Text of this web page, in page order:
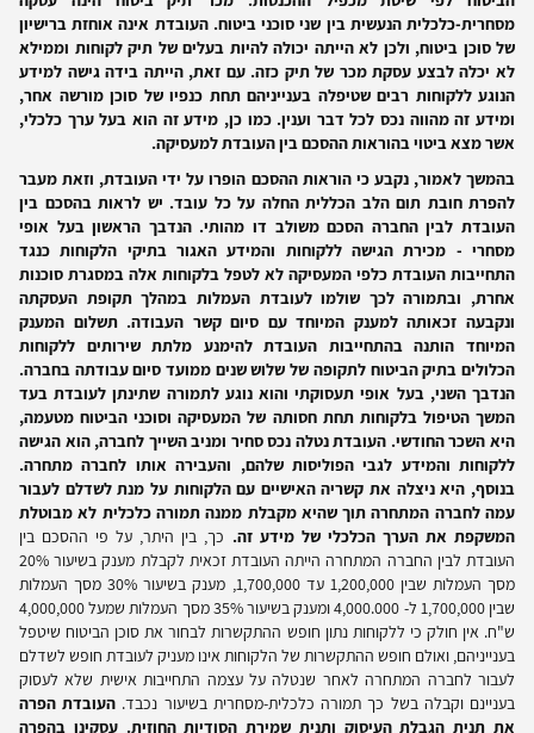
מסחרית-כלכלית הנעשית בין שני סוכני ביטוח. העובדת אינה אוחזת ברישיון
של סוכן ביטוח, ולכן לא הייתה יכולה להיות בעלים של תיק לקוחות וממילא
לא יכלה לבצע עסקת מכר של תיק כזה. עם זאת, הייתה בידה גישה למידע
הנוגע ללקוחות רבים שטיפלה בענייניהם תחת כנפיו של סוכן מורשה אחר,
ומידע זה מהווה נכס לכל דבר וענין. כמו כן, מידע זה הוא בעל ערך כלכלי,
אשר מצא ביטוי בהוראות ההסכם בין העובדת למעסיקה.
בהמשך לאמור, נקבע כי הוראות ההסכם הופרו על ידי העובדת, וזאת מעבר
להפרת חובת תום הלב הכללית החלה על כל עובד. יש לראות בהסכם בין
העובדת לבין החברה הסכם משולב דו מהותי. הנדבך הראשון בעל אופי
מסחרי - מכירת הגישה ללקוחות והמידע האגור בתיקי הלקוחות כנגד
התחייבות העובדת כלפי המעסיקה לא לטפל בלקוחות אלה במסגרת סוכנות
אחרת, ובתמורה לכך שולמו לעובדת העמלות במהלך תקופת העסקתה
ונקבעה זכאותה למענק המיוחד עם סיום קשר העבודה. תשלום המענק
המיוחד הותנה בהתחייבות העובדת להימנע מלתת שירותים ללקוחות
הכלולים בתיק הביטוח לתקופה של שלוש שנים ממועד סיום עבודתה בחברה.
הנדבך השני, בעל אופי תעסוקתי והוא נוגע לתמורה שתינתן לעובדת בעד
המשך הטיפול בלקוחות תחת חסותה של המעסיקה וסוכני הביטוח מטעמה,
היא השכר החודשי. העובדת נטלה נכס סחיר ומניב השייך לחברה, הוא הגישה
ללקוחות והמידע לגבי הפוליסות שלהם, והעבירה אותו לחברה מתחרה.
בנוסף, היא ניצלה את קשריה האישיים עם הלקוחות על מנת לשדלם לעבור
עמה לחברה המתחרה תוך שהיא מקבלת ממנה תמורה כלכלית לא מבוטלת
המשקפת את הערך הכלכלי של מידע זה. כך, בין היתר, על פי ההסכם בין
העובדת לבין החברה המתחרה הייתה העובדת זכאית לקבלת מענק בשיעור 20%
מסך העמלות שבין 1,200,000 עד 1,700,000, מענק בשיעור 30% מסך העמלות
שבין 1,700,000 ל- 4,000.000 ומענק בשיעור 35% מסך העמלות שמעל 4,000,000
ש"ח. אין חולק כי ללקוחות נתון חופש ההתקשרות לבחור את סוכן הביטוח שיטפל
בענייניהם, ואולם חופש ההתקשרות של הלקוחות אינו מעניק לעובדת חופש לשדלם
לעבור לחברה המתחרה לאחר שנטלה על עצמה התחייבות אישית שלא לעסוק
בעניינם וקבלה בשל כך תמורה כלכלית-מסחרית בשיעור נכבד. העובדת הפרה
את תנית הגבלת העיסוק ותנית שמירת הסודיות החוזית. עסקינן בהפרה